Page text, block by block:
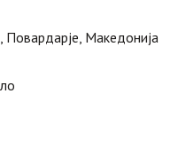
Повардарје, Македонија